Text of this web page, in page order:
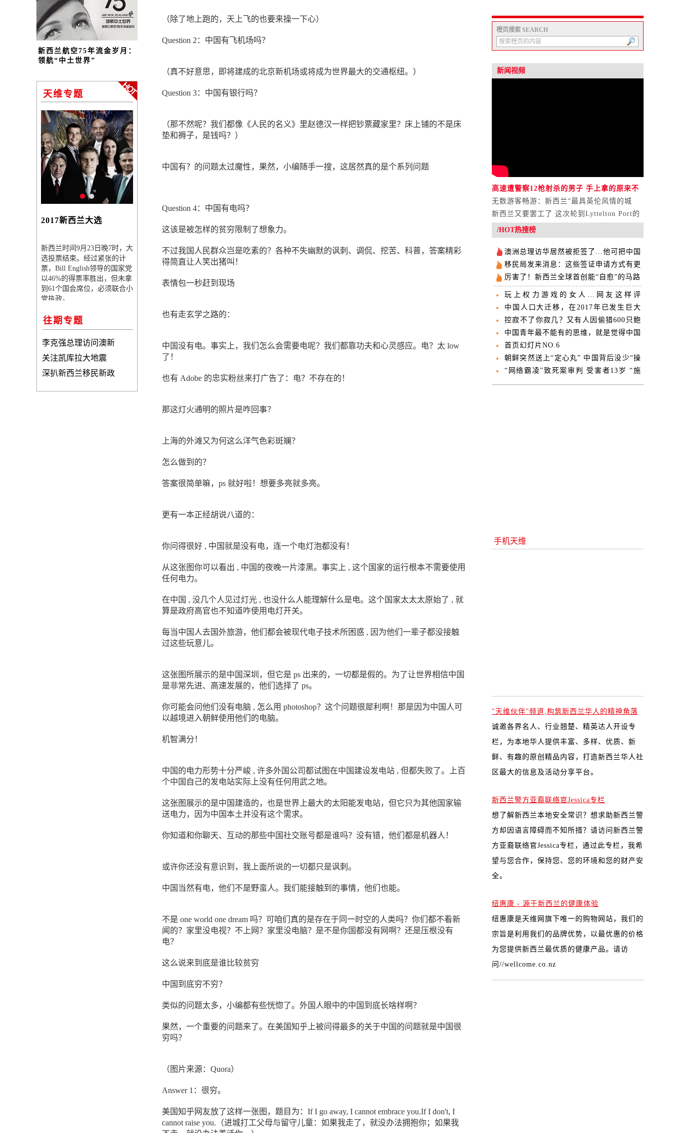
新西兰航空75年流金岁月：
领航“中土世界”
天维专题
2017新西兰大选
新西兰时间9月23日晚7时，大
选投票结束。经过紧张的计
票，Bill English领导的国家党
以46%的得票率胜出，但未拿
到61个国会席位，必须联合小
党执政。
往期专题
李克强总理访问澳新
关注凯库拉大地震
深扒新西兰移民新政
（除了地上跑的，天上飞的也要来操一下心）
Question 2：中国有飞机场吗？
（真不好意思，即将建成的北京新机场或将成为世界最大的交通枢纽。）
Question 3：中国有银行吗？
（那不然呢？我们都像《人民的名义》里赵德汉一样把钞票藏家里？床上铺的不是床
垫和褥子，是钱吗？）
中国有？的问题太过魔性，果然，小编随手一搜，这居然真的是个系列问题
Question 4：中国有电吗？
这该是被怎样的贫穷限制了想象力。
不过我国人民群众岂是吃素的？各种不失幽默的讽刺、调侃、挖苦、科普，答案精彩
得简直让人笑出猪叫！
表情包一秒赶到现场
也有走玄学之路的：
中国没有电。事实上，我们怎么会需要电呢？我们都靠功夫和心灵感应。电？太 low
了！
也有 Adobe 的忠实粉丝来打广告了：电？不存在的！
那这灯火通明的照片是咋回事？
上海的外滩又为何这么洋气色彩斑斓？
怎么做到的？
答案很简单嘛，ps 就好啦！想要多亮就多亮。
更有一本正经胡说八道的：
你问得很好 , 中国就是没有电，连一个电灯泡都没有！
从这张图你可以看出 , 中国的夜晚一片漆黑。事实上 , 这个国家的运行根本不需要使用
任何电力。
在中国 , 没几个人见过灯光 , 也没什么人能理解什么是电。这个国家太太太原始了 , 就
算是政府高官也不知道咋使用电灯开关。
每当中国人去国外旅游，他们都会被现代电子技术所困惑 , 因为他们一辈子都没接触
过这些玩意儿。
这张图所展示的是中国深圳，但它是 ps 出来的，一切都是假的。为了让世界相信中国
是非常先进、高速发展的，他们选择了 ps。
你可能会问他们没有电脑 , 怎么用 photoshop？这个问题很犀利啊！那是因为中国人可
以越境进入朝鲜使用他们的电脑。
机智满分！
中国的电力形势十分严峻 , 许多外国公司都试图在中国建设发电站 , 但都失败了。上百
个中国自己的发电站实际上没有任何用武之地。
这张图展示的是中国建造的，也是世界上最大的太阳能发电站，但它只为其他国家输
送电力，因为中国本土并没有这个需求。
你知道和你聊天、互动的那些中国社交账号都是谁吗？没有错，他们都是机器人！
或许你还没有意识到，我上面所说的一切都只是讽刺。
中国当然有电，他们不是野蛮人。我们能接触到的事情，他们也能。
不是 one world one dream 吗？可咱们真的是存在于同一时空的人类吗？你们都不看新
闻的？家里没电视？不上网？家里没电脑？是不是你国都没有网啊？还是压根没有
电？
这么说来到底是谁比较贫穷
中国到底穷不穷？
类似的问题太多，小编都有些恍惚了。外国人眼中的中国到底长啥样啊？
果然，一个重要的问题来了。在美国知乎上被问得最多的关于中国的问题就是中国很
穷吗？
（图片来源：Quora）
Answer 1：很穷。
美国知乎网友放了这样一张图，题目为：If I go away, I cannot embrace you.If I don't, I
cannot raise you.（进城打工父母与留守儿童：如果我走了，就没办法拥抱你；如果我
橙页搜索 SEARCH
新闻视频
高速遭警察12枪射杀的男子 手上拿的原来不
是砍刀？
无数游客畅游：新西兰“最具英伦风情的城
市”！
新西兰又要罢工了 这次轮到Lyttelton Port的
工人们
/HOT热搜榜
澳洲总理访华居然被拒签了...他可把中国
留学生欺负惨了！
移民局发来消息：这些签证申请方式有更
新！
厉害了！新西兰全球首创能“自愈”的马路
玩上权力游戏的女人…网友这样评
Jacinda的皇室游
中国人口大迁移，在2017年已发生巨大
转折！
控寂不了你寂几？又有人因偷猎600只鲍
鱼被抓
中国青年最不能有的思维，就是觉得中国
已超越美国天下第一了
首页幻灯片NO.6
朝鲜突然送上“定心丸” 中国背后没少“操
心”
“网络霸凌”致死案审判 受害者13岁 “施
暴者”16岁
手机天维
"天维伙伴"频道,构筑新西兰华人的精神角落
诚邀各界名人、行业翘楚、精英达人开设专
栏，为本地华人提供丰富、多样、优质、新
鲜、有趣的原创精品内容，打造新西兰华人社
区最大的信息及活动分享平台。
新西兰警方亚裔联络官Jessica专栏
想了解新西兰本地安全常识？想求助新西兰警
方却因语言障碍而不知所措？请访问新西兰警
方亚裔联络官Jessica专栏，通过此专栏，我希
望与您合作，保持您、您的环境和您的财产安
全。
纽惠康 - 源于新西兰的健康体验
纽惠康是天维网旗下唯一的购物网站，我们的
宗旨是利用我们的品牌优势，以最优惠的价格
为您提供新西兰最优质的健康产品。请访
问 //wellcome.co.nz